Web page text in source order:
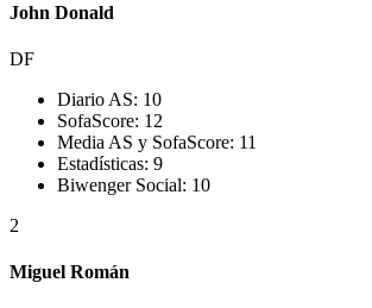
John Donald
DF
Diario AS: 10
SofaScore: 12
Media AS y SofaScore: 11
Estadísticas: 9
Biwenger Social: 10
2
Miguel Román